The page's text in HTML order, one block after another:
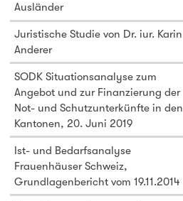
Ausländer
Juristische Studie von Dr. iur. Karin
Anderer
SODK Situationsanalyse zum
Angebot und zur Finanzierung der
Not- und Schutzunterkünfte in den
Kantonen, 20. Juni 2019
Ist- und Bedarfsanalyse
Frauenhäuser Schweiz,
Grundlagenbericht vom 19.11.2014